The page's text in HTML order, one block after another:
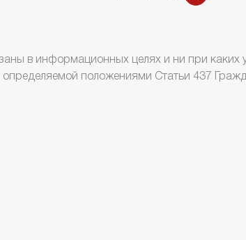
в информационных целях и ни при каких
положениями Статьи 437